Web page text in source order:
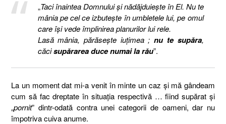
„Taci înaintea Domnului şi nădăjduieşte în El. Nu te
mânia pe cel ce izbuteşte în umbletele lui, pe omul
care îşi vede împlinirea planurilor lui rele.
Lasă mânia, părăseşte iuţimea ;nu te supăra,
căcisupărarea duce numai la rău”.
La un moment dat mi-a venit în minte un caz și mă gândeam
cum să fac dreptate în situația respectivă … fiind supărat și
„pornit” dintr-odată contra unei categorii de oameni, dar nu
împotriva cuiva anume.